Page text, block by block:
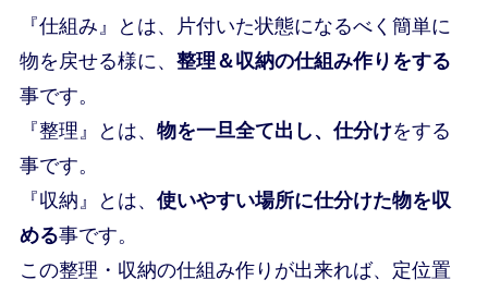
『仕組み』とは、片付いた状態になるべく簡単に
物を戻せる様に、 整理＆収納の仕組み作りをする
事です。
『整理』とは、 物を一旦全て出し、仕分けをする
事です。
『収納』とは、 使いやすい場所に仕分けた物を収
める事です。
この整理・収納の仕組み作りが出来れば、定位置